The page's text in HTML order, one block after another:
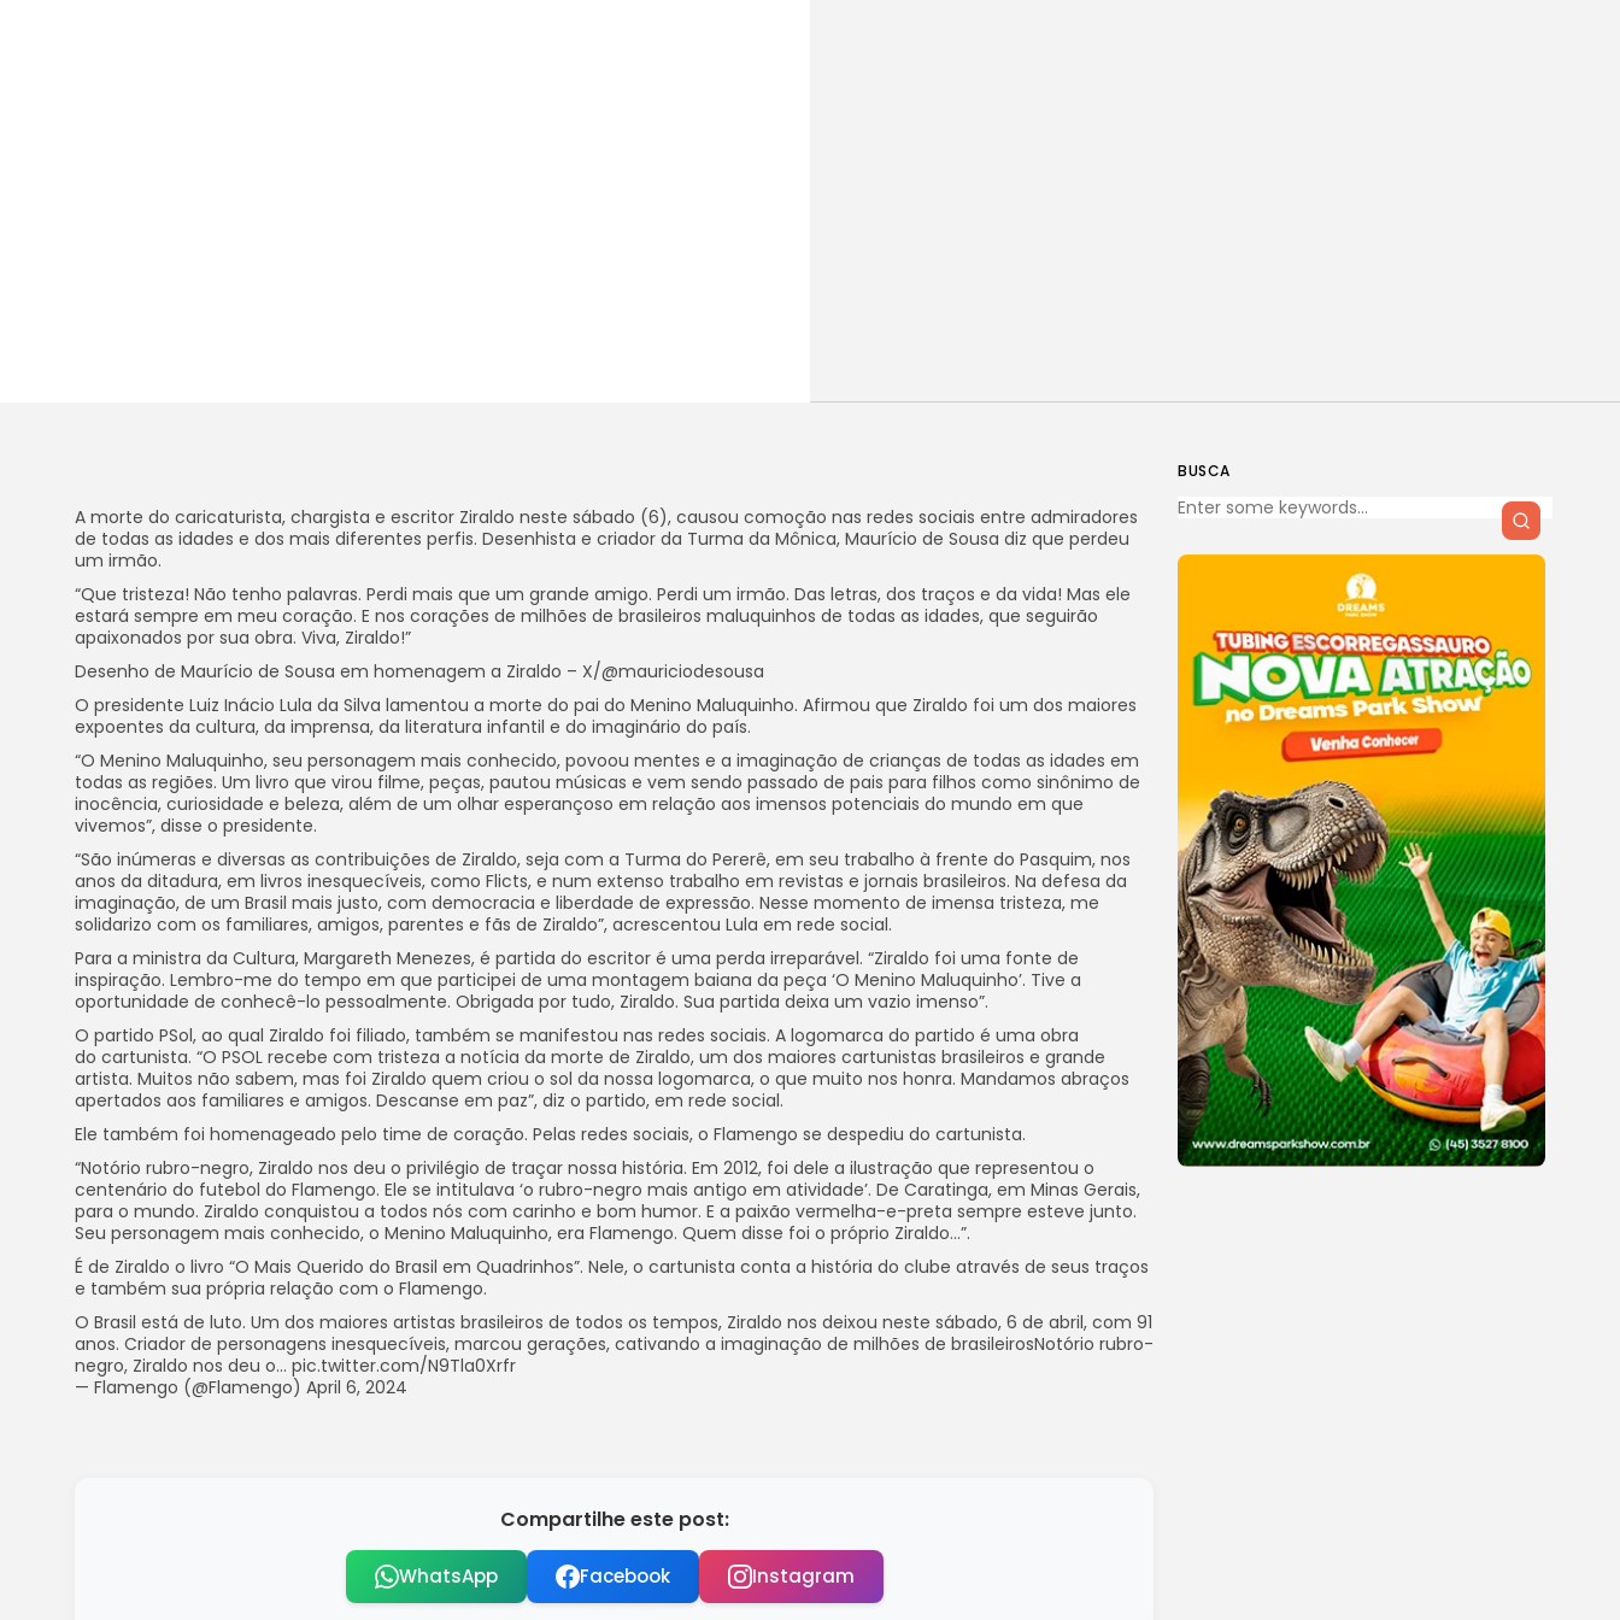
BUSCA
A morte do caricaturista, chargista e escritor Ziraldo neste sábado (6), causou comoção nas redes sociais entre admiradores
de todas as idades e dos mais diferentes perfis. Desenhista e criador da Turma da Mônica, Maurício de Sousa diz que perdeu
um irmão.
“Que tristeza! Não tenho palavras. Perdi mais que um grande amigo. Perdi um irmão. Das letras, dos traços e da vida! Mas ele
estará sempre em meu coração. E nos corações de milhões de brasileiros maluquinhos de todas as idades, que seguirão
apaixonados por sua obra. Viva, Ziraldo!”
Desenho de Maurício de Sousa em homenagem a Ziraldo – X/@mauriciodesousa
O presidente Luiz Inácio Lula da Silva lamentou a morte do pai do Menino Maluquinho. Afirmou que Ziraldo foi um dos maiores
expoentes da cultura, da imprensa, da literatura infantil e do imaginário do país.
“O Menino Maluquinho, seu personagem mais conhecido, povoou mentes e a imaginação de crianças de todas as idades em
todas as regiões. Um livro que virou filme, peças, pautou músicas e vem sendo passado de pais para filhos como sinônimo de
inocência, curiosidade e beleza, além de um olhar esperançoso em relação aos imensos potenciais do mundo em que
vivemos”, disse o presidente.
“São inúmeras e diversas as contribuições de Ziraldo, seja com a Turma do Pererê, em seu trabalho à frente do Pasquim, nos
anos da ditadura, em livros inesquecíveis, como Flicts, e num extenso trabalho em revistas e jornais brasileiros. Na defesa da
imaginação, de um Brasil mais justo, com democracia e liberdade de expressão. Nesse momento de imensa tristeza, me
solidarizo com os familiares, amigos, parentes e fãs de Ziraldo”, acrescentou Lula em rede social.
Para a ministra da Cultura, Margareth Menezes, é partida do escritor é uma perda irreparável. “Ziraldo foi uma fonte de
inspiração. Lembro-me do tempo em que participei de uma montagem baiana da peça ‘O Menino Maluquinho’. Tive a
oportunidade de conhecê-lo pessoalmente. Obrigada por tudo, Ziraldo. Sua partida deixa um vazio imenso”.
O partido PSol, ao qual Ziraldo foi filiado, também se manifestou nas redes sociais. A logomarca do partido é uma obra
do cartunista. “O PSOL recebe com tristeza a notícia da morte de Ziraldo, um dos maiores cartunistas brasileiros e grande
artista. Muitos não sabem, mas foi Ziraldo quem criou o sol da nossa logomarca, o que muito nos honra. Mandamos abraços
apertados aos familiares e amigos. Descanse em paz”, diz o partido, em rede social.
Ele também foi homenageado pelo time de coração. Pelas redes sociais, o Flamengo se despediu do cartunista.
“Notório rubro-negro, Ziraldo nos deu o privilégio de traçar nossa história. Em 2012, foi dele a ilustração que representou o
centenário do futebol do Flamengo. Ele se intitulava ‘o rubro-negro mais antigo em atividade’. De Caratinga, em Minas Gerais,
para o mundo. Ziraldo conquistou a todos nós com carinho e bom humor. E a paixão vermelha-e-preta sempre esteve junto.
Seu personagem mais conhecido, o Menino Maluquinho, era Flamengo. Quem disse foi o próprio Ziraldo…”.
É de Ziraldo o livro “O Mais Querido do Brasil em Quadrinhos”. Nele, o cartunista conta a história do clube através de seus traços
e também sua própria relação com o Flamengo.
O Brasil está de luto. Um dos maiores artistas brasileiros de todos os tempos, Ziraldo nos deixou neste sábado, 6 de abril, com 91
anos. Criador de personagens inesquecíveis, marcou gerações, cativando a imaginação de milhões de brasileirosNotório rubro-
negro, Ziraldo nos deu o… pic.twitter.com/N9Tla0Xrfr
— Flamengo (@Flamengo) April 6, 2024
Compartilhe este post:
WhatsApp Facebook Instagram